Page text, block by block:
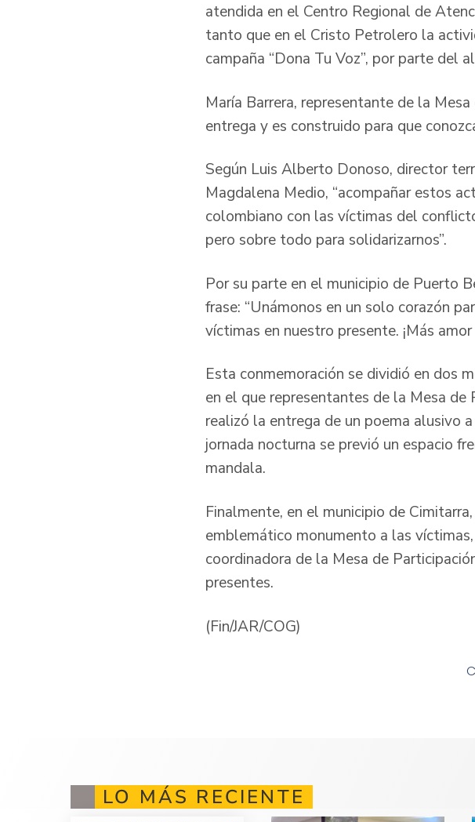
atendida en el Centro Regional de
tanto que en el Cristo Petrolero la
campaña “Dona Tu Voz”, por parte del
María Barrera, representante de la
entrega y es construido para que
Según Luis Alberto Donoso, director
Magdalena Medio, “acompañar estos
colombiano con las víctimas del
pero sobre todo para solidarizarnos”.
Por su parte en el municipio de Puerto
frase: “Unámonos en un solo corazón
víctimas en nuestro presente. ¡Más
Esta conmemoración se dividió en dos
en el que representantes de la Mesa
realizó la entrega de un poema alusivo
jornada nocturna se previó un espacio
mandala.
Finalmente, en el municipio de
emblemático monumento a las
coordinadora de la Mesa de
presentes.
(Fin/JAR/COG)
LO MÁS RECIENTE